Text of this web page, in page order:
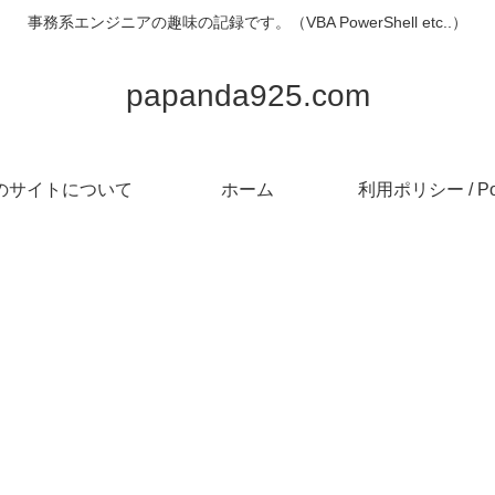
事務系エンジニアの趣味の記録です。（VBA PowerShell etc..）
papanda925.com
サイトについて ホーム 利用ポリシー /